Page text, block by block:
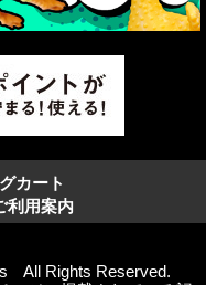
カート
利用案内
All Rights Reserved.